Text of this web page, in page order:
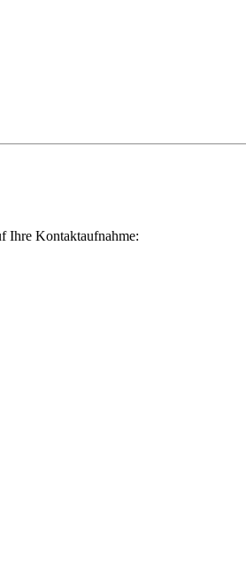
Ihre Kontaktaufnahme: